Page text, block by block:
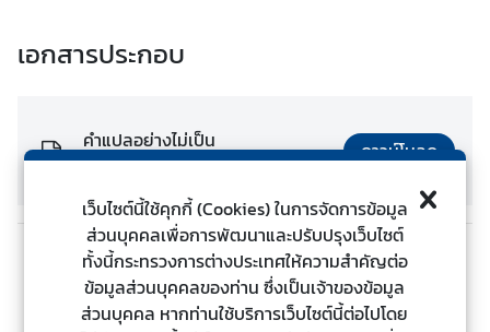
ร
ท
ศ
เอกสารประกอบ
คำแปลอย่างไม่เป็น
ทางการ_DPMFM_Statement_O
ECD_MCM_2026.pdf
ดาวน์โหลด
ก่อนหน้า ถัดไป
เว็บไซต์นี้ใช้คุกกี้ (Cookies) ในการจัดการข้อมูล
ส่วนบุคคลเพื่อการพัฒนาและปรับปรุงเว็บไซต์
ทั้งนี้กระทรวงการต่างประเทศให้ความสำคัญต่อ
ข้อมูลส่วนบุคคลของท่าน ซึ่งเป็นเจ้าของข้อมูล
ส่วนบุคคล หากท่านใช้บริการเว็บไซต์นี้ต่อไปโดย